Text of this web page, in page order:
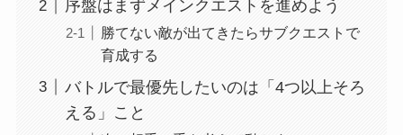
序盤はまずメインクエストを進めよう
勝てない敵が出てきたらサブクエストで
育成する
バトルで最優先したいのは「4つ以上そろ
える」こと